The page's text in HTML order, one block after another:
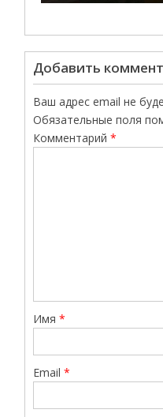
Добавить
Ваш адрес email не
Обязательные поля
Комментарий*
Имя*
Email*